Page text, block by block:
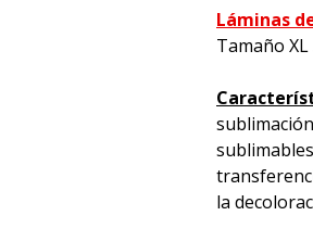
Láminas
Tamaño XL
la